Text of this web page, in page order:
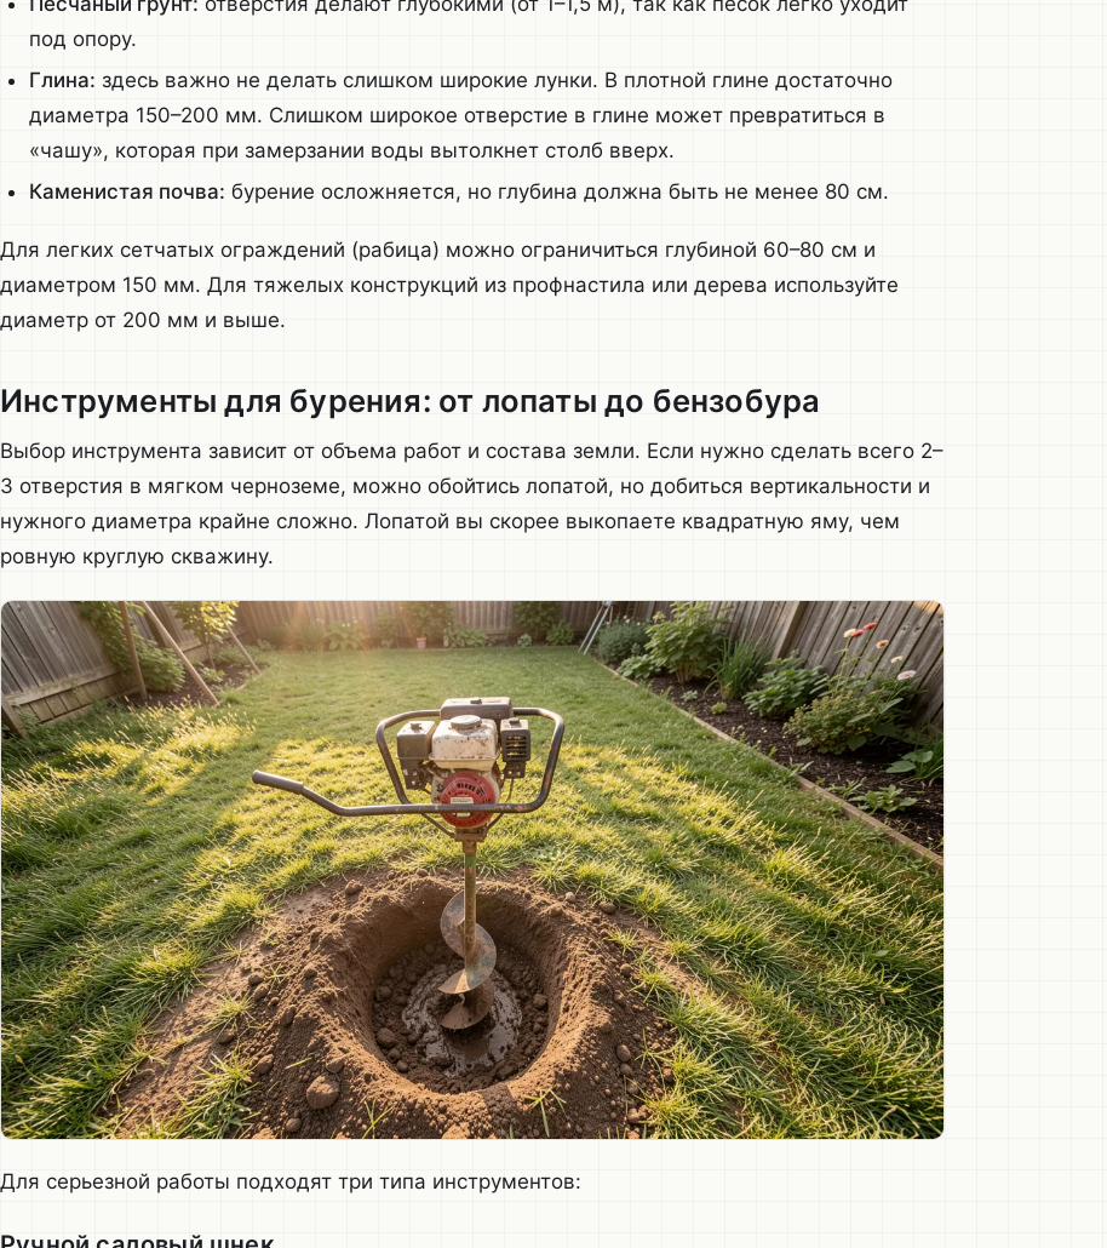
под опору.
Глина: здесь важно не делать слишком широкие лунки. В плотной глине достаточно
диаметра 150–200 мм. Слишком широкое отверстие в глине может превратиться в
«чашу», которая при замерзании воды вытолкнет столб вверх.
Каменистая почва: бурение осложняется, но глубина должна быть не менее 80 см.
Для легких сетчатых ограждений (рабица) можно ограничиться глубиной 60–80 см и
диаметром 150 мм. Для тяжелых конструкций из профнастила или дерева используйте
диаметр от 200 мм и выше.
Инструменты для бурения: от лопаты до бензобура
Выбор инструмента зависит от объема работ и состава земли. Если нужно сделать всего 2–
3 отверстия в мягком черноземе, можно обойтись лопатой, но добиться вертикальности и
нужного диаметра крайне сложно. Лопатой вы скорее выкопаете квадратную яму, чем
ровную круглую скважину.
Для серьезной работы подходят три типа инструментов: